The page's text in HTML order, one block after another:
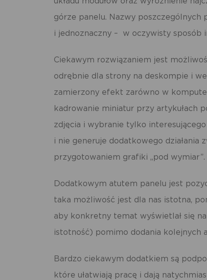
górze panelu. Nazwy
i jednoznaczny – w oczywisty sposób
Ciekawym rozwiązaniem jest
odrębnie dla strony na deskompie i
zamierzony efekt zarówno w
kadrowanie miniatur przy artykułach
zdjęcia i wybranie tylko
i nie generuje dodatkowego działania
przygotowaniem grafiki „pod wymiar”.
Dodatkowym atutem panelu jest
taka możliwość jest dla nas istotna,
aby konkretny temat wyświetlał się
istotność) pomimo dodania kolejnych
Bardzo ciekawym dodatkiem są
które ułatwiają pracę i dają
postaci wiadomości, ofert,